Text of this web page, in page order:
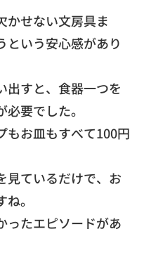
かせない文房具ま
という安心感があり
すと、 食器一つを
要でした。
もお皿もすべて100円
ているだけで、 お
。
ったエピソードがあ